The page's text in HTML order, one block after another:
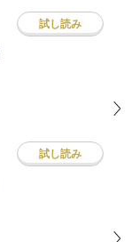
試し読み
試し読み